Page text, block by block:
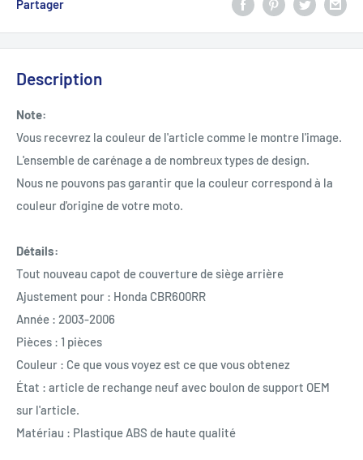
Partager
Description
Note:
Vous recevrez la couleur de l'article comme le montre l'image.
L'ensemble de carénage a de nombreux types de design.
Nous ne pouvons pas garantir que la couleur correspond à la
couleur d'origine de votre moto.
Détails:
Tout nouveau capot de couverture de siège arrière
Ajustement pour : Honda CBR600RR
Année : 2003-2006
Pièces : 1 pièces
Couleur : Ce que vous voyez est ce que vous obtenez
État : article de rechange neuf avec boulon de support OEM
sur l'article.
Matériau : Plastique ABS de haute qualité